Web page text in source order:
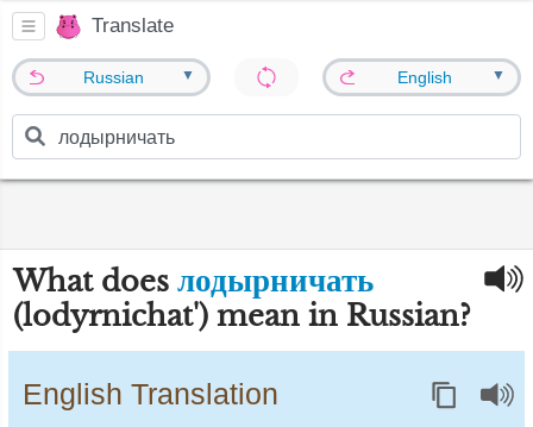
Translate
Russian ▼ English ▼
What does лодырничать
(lodyrnichat') mean in Russian?
English Translation